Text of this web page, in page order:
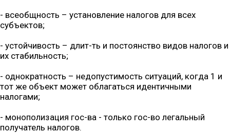
- всеобщность – установление налогов для всех
субъектов;
- устойчивость – длит-ть и постоянство видов налогов и
их стабильность;
- однократность – недопустимость ситуаций, когда 1 и
тот же объект может облагаться идентичными
налогами;
- монополизация гос-ва - только гос-во легальный
получатель налогов.